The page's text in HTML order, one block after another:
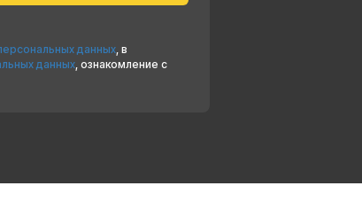
данных, в
данных, ознакомление с